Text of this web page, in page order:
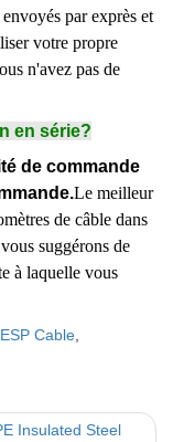
par exprès et
votre propre
n'avez pas de
en série?
de commande
Le meilleur
de câble dans
suggérons de
à laquelle vous
ESP Cable
Insulated Steel